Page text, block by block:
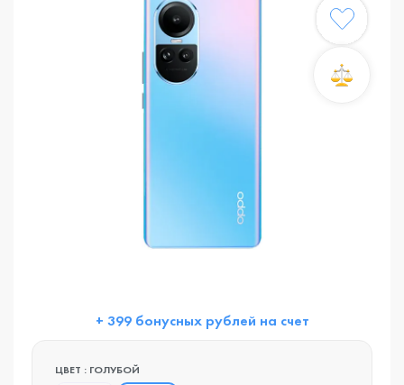
+ 399 бонусных рублей на счет
ЦВЕТ : ГОЛУБОЙ